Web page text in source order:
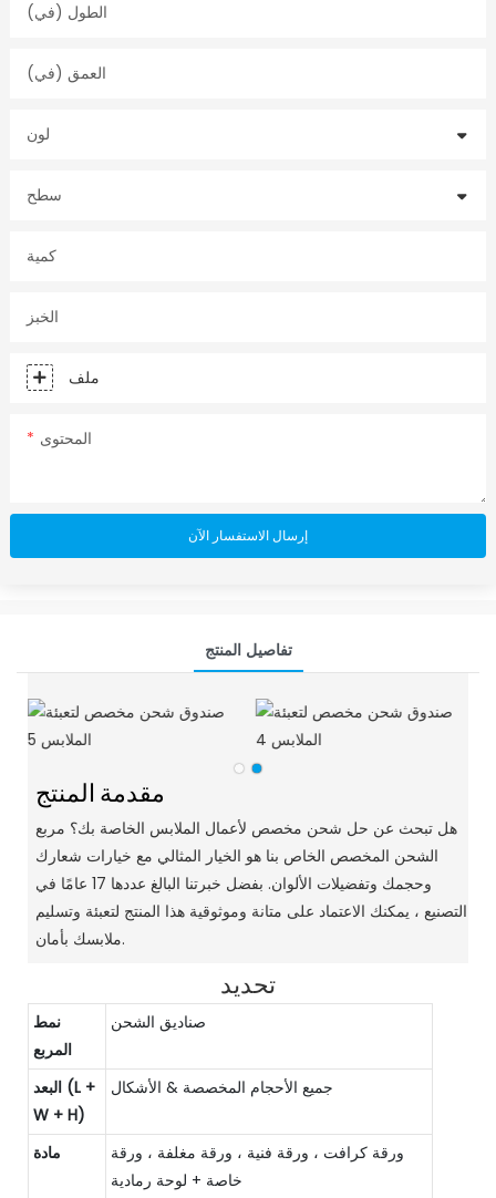
الطول (في)
العمق (في)
لون
سطح
كمية
الخبز
ملف
المحتوى
إرسال الاستفسار الآن
تفاصيل المنتج
مقدمة المنتج
هل تبحث عن حل شحن مخصص لأعمال الملابس الخاصة بك؟ مربع
الشحن المخصص الخاص بنا هو الخيار المثالي مع خيارات شعارك
وحجمك وتفضيلات الألوان. بفضل خبرتنا البالغ عددها 17 عامًا في
التصنيع ، يمكنك الاعتماد على متانة وموثوقية هذا المنتج لتعبئة وتسليم
ملابسك بأمان.
تحديد
نمط
المربع
صناديق الشحن
البعد (L +
W + H)
جميع الأحجام المخصصة & الأشكال
مادة
ورقة كرافت ، ورقة فنية ، ورقة مغلفة ، ورقة
خاصة + لوحة رمادية